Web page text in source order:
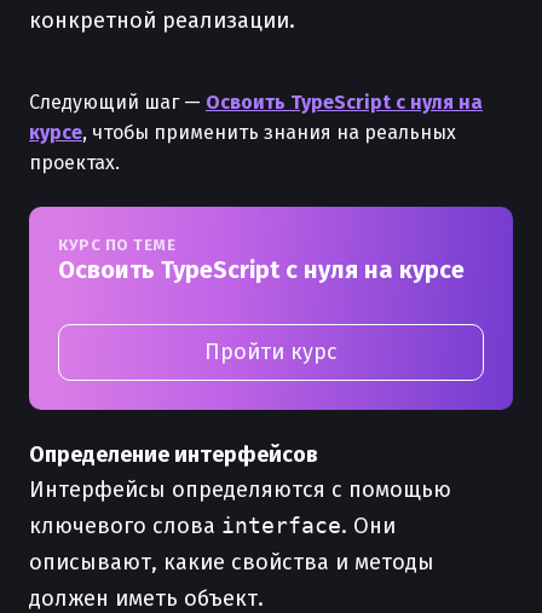
конкретной реализации.
Следующий шаг — Освоить TypeScript с нуля на
курсе, чтобы применить знания на реальных
проектах.
КУРС ПО ТЕМЕ
Освоить TypeScript с нуля на курсе
Пройти курс
Определение интерфейсов
Интерфейсы определяются с помощью
ключевого слова interface. Они
описывают, какие свойства и методы
должен иметь объект.